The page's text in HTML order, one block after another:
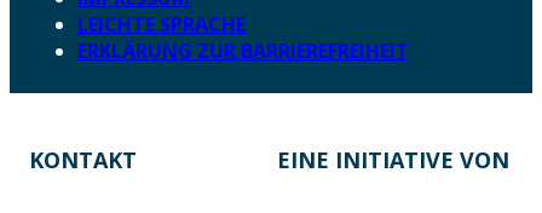
LEICHTE SPRACHE
ERKLÄRUNG ZUR BARRIEREFREIHEIT
KONTAKT EINE INITIATIVE VON